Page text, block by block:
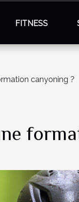
FITNESS
canyoning ?